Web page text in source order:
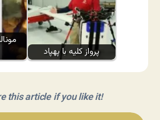
پرواز کلیه با پهپاد
this article if you like it!